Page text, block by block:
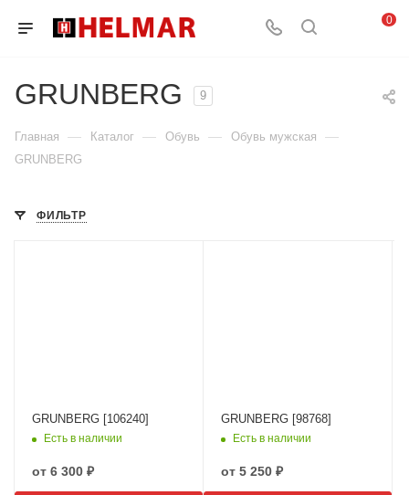
0
GRUNBERG 9
Главная — Каталог — Обувь — Обувь мужская —
GRUNBERG
ФИЛЬТР
GRUNBERG [106240]
Есть в наличии
от 6 300 ₽
GRUNBERG [98768]
Есть в наличии
от 5 250 ₽